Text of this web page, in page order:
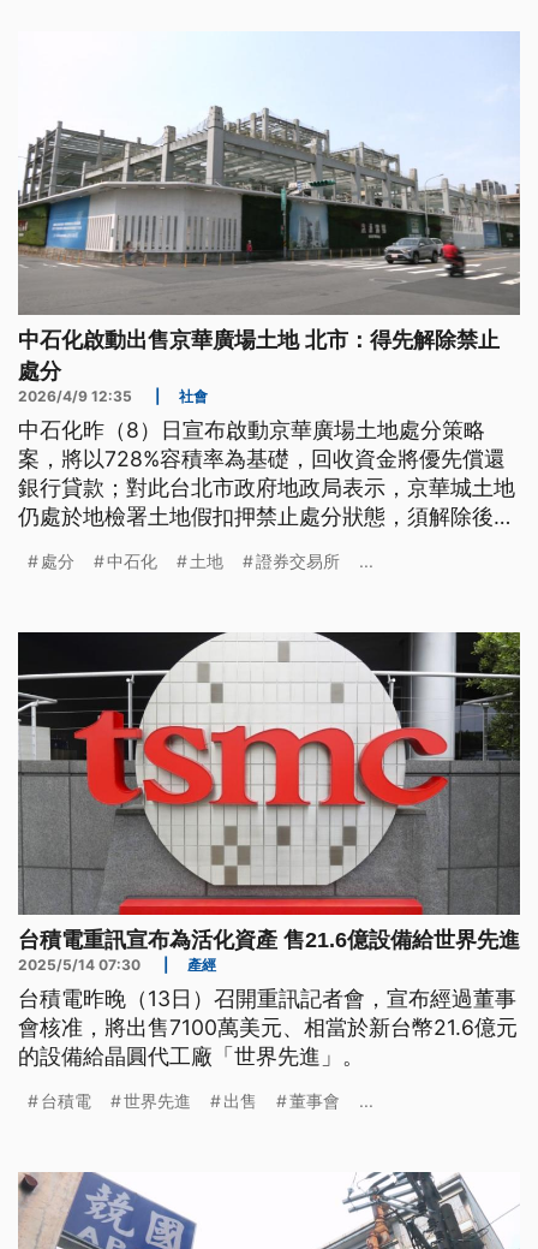
中石化啟動出售京華廣場土地 北市：得先解除禁止
處分
2026/4/9 12:35 社會
中石化昨（8）日宣布啟動京華廣場土地處分策略
案，將以728%容積率為基礎，回收資金將優先償還
銀行貸款；對此台北市政府地政局表示，京華城土地
仍處於地檢署土地假扣押禁止處分狀態，須解除後才
容明確指出20%容獎違法，市府會依法完備相關程
處分 中石化 土地 證券交易所 ...
台積電重訊宣布為活化資產 售21.6億設備給世界先進
2025/5/14 07:30 產經
台積電昨晚（13日）召開重訊記者會，宣布經過董事
會核准，將出售7100萬美元、相當於新台幣21.6億元
的設備給晶圓代工廠「世界先進」。
台積電 世界先進 出售 董事會 ...